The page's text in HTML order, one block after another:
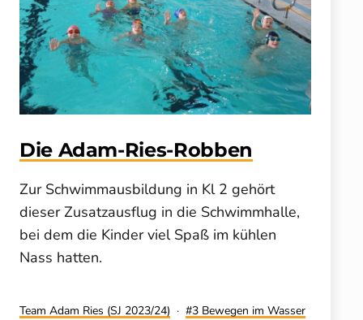
Die Adam-Ries-Robben
Zur Schwimmausbildung in Kl 2 gehört
dieser Zusatzausflug in die Schwimmhalle,
bei dem die Kinder viel Spaß im kühlen
Nass hatten.
Kategorisiert
Team Adam Ries (SJ 2023/24)
Verschlagwortet
3 Bewegen im Wasser